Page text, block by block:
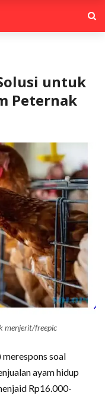
untuk
Peternak
menjerit/freepic
merespons soal
ayam hidup
Rp16.000-